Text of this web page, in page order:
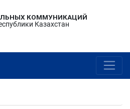
КОММУНИКАЦИЙ
Казахстан